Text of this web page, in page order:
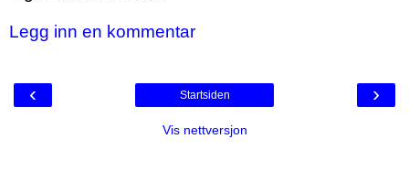
Legg inn en kommentar
‹ ›
Startsiden
Vis nettversjon